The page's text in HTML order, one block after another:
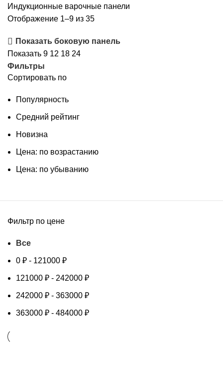
Индукционные варочные панели
Отображение 1–9 из 35Цены:
возрастанию
Показать боковую панель
Показать 9 12 18 24
Фильтры
Сортировать по
Популярность
Средний рейтинг
Новизна
Цена: по возрастанию
Цена: по убыванию
Фильтр по цене
Все
0 ₽ - 121000 ₽
121000 ₽ - 242000 ₽
242000 ₽ - 363000 ₽
363000 ₽ - 484000 ₽